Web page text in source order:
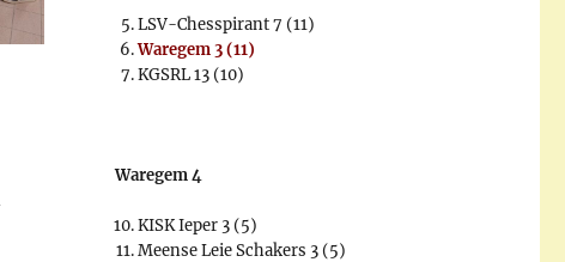
LSV-Chesspirant 7 (11)
Waregem 3 (11)
KGSRL 13 (10)
Waregem 4
KISK Ieper 3 (5)
Meense Leie Schakers 3 (5)